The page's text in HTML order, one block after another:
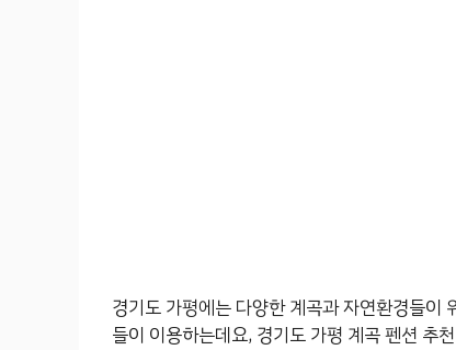
경기도 가평에는 다양한 계곡과 자연환경들이
들이 이용하는데요, 경기도 가평 계곡 펜션 추